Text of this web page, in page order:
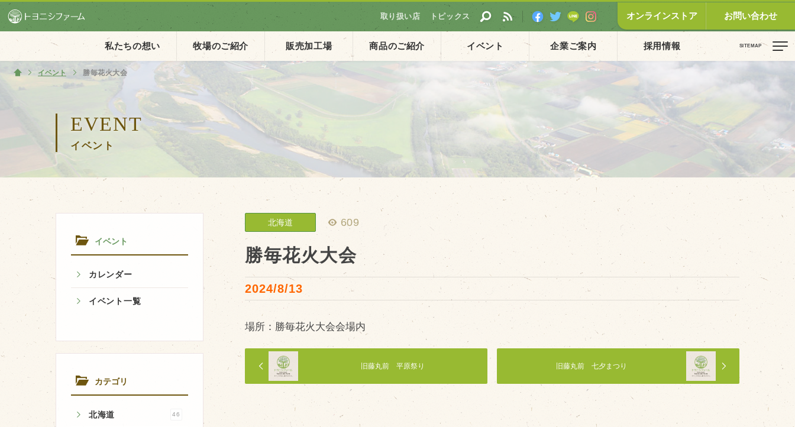
私たちの想い 牧場のご紹介 販売加工場 商品のご紹介 イベント 企業ご案内 採用情報
取り扱い店 トピックス オンラインストア お問い合わせ
EVENT
イベント
イベント
カレンダー
イベント一覧
カテゴリ
北海道 46
北海道 609
勝毎花火大会
2024/8/13
場所：勝毎花火大会会場内
旧藤丸前 七夕まつり
旧藤丸前 平原祭り
ホーム
イベント 勝毎花火大会
ホーム
イベントカレンダー
イベント一覧
会社概要・沿革
アクセス
個人情報保護方針
お知らせ
お客様の声
オリジナル投稿レシピ
十勝帯広の観光
牧場の仕事
飼育している牛について
販売加工場
業務管理体制
品質管理体制
商品のご紹介
カルビ串